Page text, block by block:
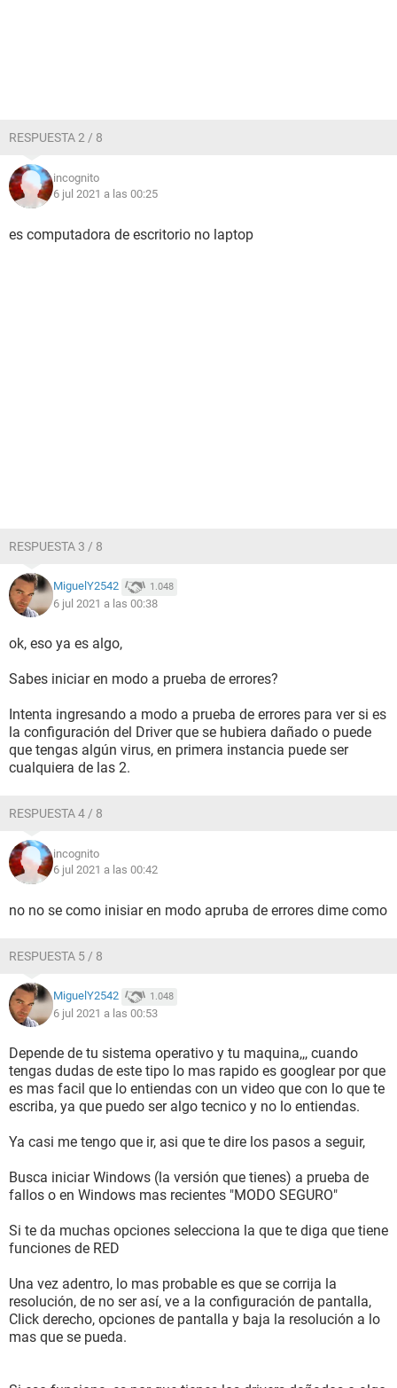
RESPUESTA 2 / 8
incognito
6 jul 2021 a las 00:25
es computadora de escritorio no laptop
RESPUESTA 3 / 8
MiguelY2542 1.048
6 jul 2021 a las 00:38
ok, eso ya es algo,
Sabes iniciar en modo a prueba de errores?
Intenta ingresando a modo a prueba de errores para ver si es
la configuración del Driver que se hubiera dañado o puede
que tengas algún virus, en primera instancia puede ser
cualquiera de las 2.
RESPUESTA 4 / 8
incognito
6 jul 2021 a las 00:42
no no se como inisiar en modo apruba de errores dime como
RESPUESTA 5 / 8
MiguelY2542 1.048
6 jul 2021 a las 00:53
Depende de tu sistema operativo y tu maquina,,, cuando
tengas dudas de este tipo lo mas rapido es googlear por que
es mas facil que lo entiendas con un video que con lo que te
escriba, ya que puedo ser algo tecnico y no lo entiendas.
Ya casi me tengo que ir, asi que te dire los pasos a seguir,
Busca iniciar Windows (la versión que tienes) a prueba de
fallos o en Windows mas recientes "MODO SEGURO"
Si te da muchas opciones selecciona la que te diga que tiene
funciones de RED
Una vez adentro, lo mas probable es que se corrija la
resolución, de no ser así, ve a la configuración de pantalla,
Click derecho, opciones de pantalla y baja la resolución a lo
mas que se pueda.